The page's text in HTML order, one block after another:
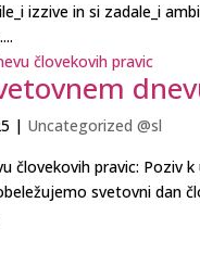
izzive in si zadale_i
| Uncategorized @sl
človekovih pravic:
svetovni dan